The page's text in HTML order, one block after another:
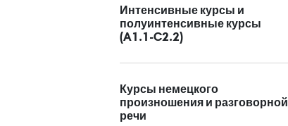
Интенсивные курсы и
полуинтенсивные курсы
(A1.1-C2.2)
Курсы немецкого
произношения и разговорной
речи